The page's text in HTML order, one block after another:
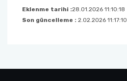
Eklenme tarihi :28.01.2026 11:10:18
Son güncelleme : 2.02.2026 11:17:10